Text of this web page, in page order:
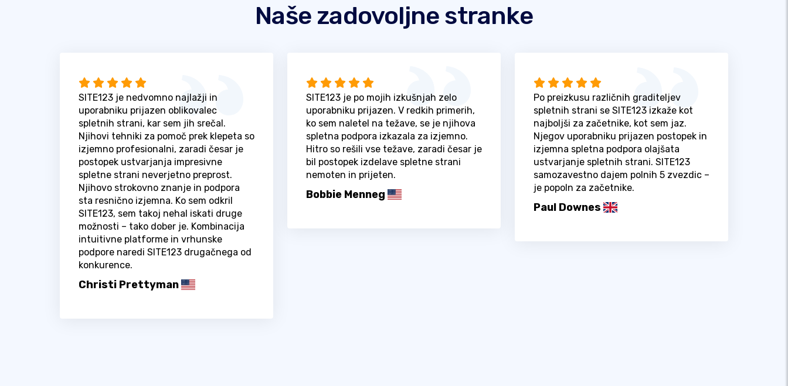
Naše zadovoljne stranke
SITE123 je nedvomno najlažji in
uporabniku prijazen oblikovalec
spletnih strani, kar sem jih srečal.
Njihovi tehniki za pomoč prek klepeta so
izjemno profesionalni, zaradi česar je
postopek ustvarjanja impresivne
spletne strani neverjetno preprost.
Njihovo strokovno znanje in podpora
sta resnično izjemna. Ko sem odkril
SITE123, sem takoj nehal iskati druge
možnosti – tako dober je. Kombinacija
intuitivne platforme in vrhunske
podpore naredi SITE123 drugačnega od
konkurence.
Christi Prettyman
SITE123 je po mojih izkušnjah zelo
uporabniku prijazen. V redkih primerih,
ko sem naletel na težave, se je njihova
spletna podpora izkazala za izjemno.
Hitro so rešili vse težave, zaradi česar je
bil postopek izdelave spletne strani
nemoten in prijeten.
Bobbie Menneg
Po preizkusu različnih graditeljev
spletnih strani se SITE123 izkaže kot
najboljši za začetnike, kot sem jaz.
Njegov uporabniku prijazen postopek in
izjemna spletna podpora olajšata
ustvarjanje spletnih strani. SITE123
samozavestno dajem polnih 5 zvezdic –
je popoln za začetnike.
Paul Downes